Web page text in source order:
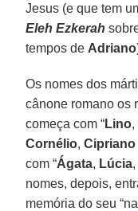
Jesus (e que tem
Eleh Ezkerah
tempos de Adriano
Os nomes dos
cânone romano os
começa com “Lino,
Cornélio,
com “Ágata, Lúcia,
nomes, depois,
memória do seu